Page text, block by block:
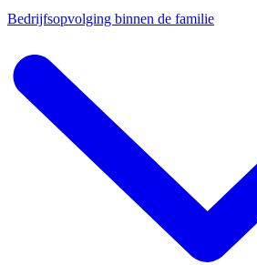
Bedrijfsopvolging binnen de familie